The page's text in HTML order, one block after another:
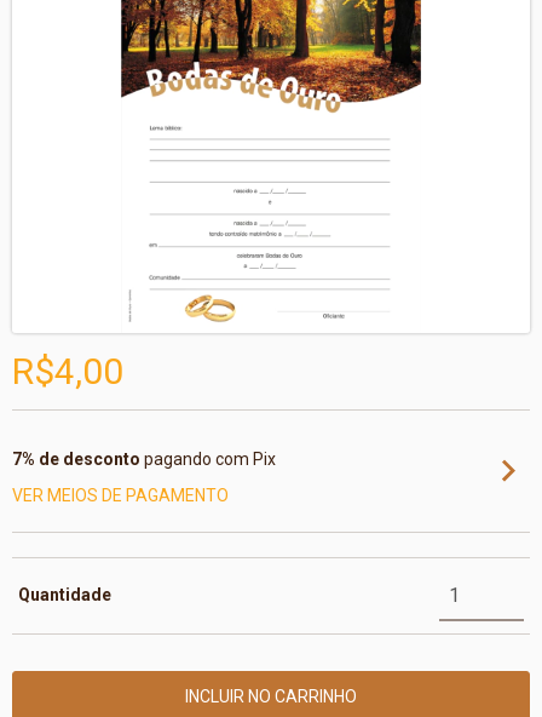
R$4,00
7% de desconto pagando com Pix
VER MEIOS DE PAGAMENTO
Quantidade